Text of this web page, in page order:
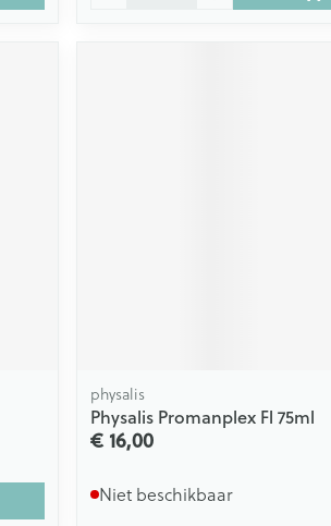
physalis
Physalis Promanplex Fl 75ml
€ 16,00
Niet beschikbaar